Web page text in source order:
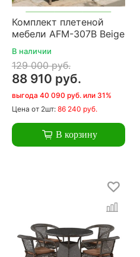
Комплект плетеной
мебели AFM-307B Beige
В наличии
129 000 руб.
88 910 руб.
выгода 40 090 руб. или 31%
Цена от 2шт: 86 240 руб.
В корзину